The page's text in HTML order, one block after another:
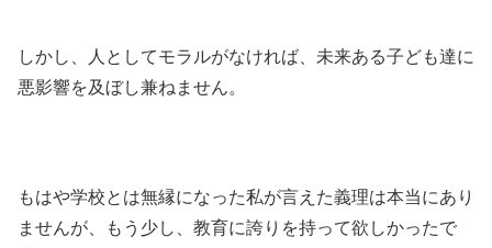
しかし、人としてモラルがなければ、未来ある子ども達に
悪影響を及ぼし兼ねません。
もはや学校とは無縁になった私が言えた義理は本当にあり
ませんが、もう少し、教育に誇りを持って欲しかったで